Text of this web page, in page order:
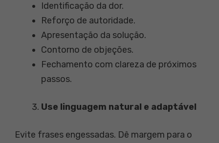
Identificação da dor.
Reforço de autoridade.
Apresentação da solução.
Contorno de objeções.
Fechamento com clareza de próximos
passos.
Use linguagem natural e adaptável
Evite frases engessadas. Dê margem para o